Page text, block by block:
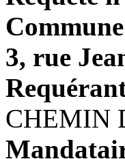
3, rue
CHEMIN